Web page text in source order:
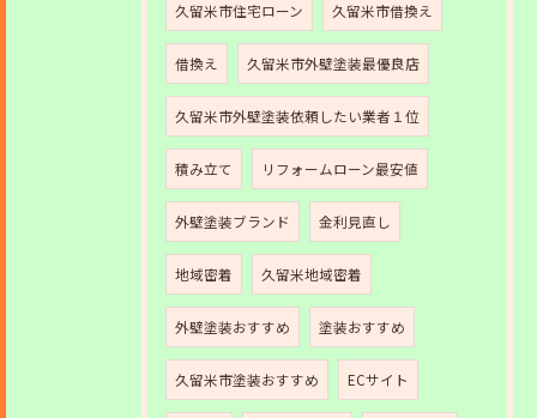
久留米市住宅ローン 久留米市借換え
借換え 久留米市外壁塗装最優良店
久留米市外壁塗装依頼したい業者１位
積み立て リフォームローン最安値
外壁塗装ブランド 金利見直し
地域密着 久留米地域密着
外壁塗装おすすめ 塗装おすすめ
久留米市塗装おすすめ ECサイト